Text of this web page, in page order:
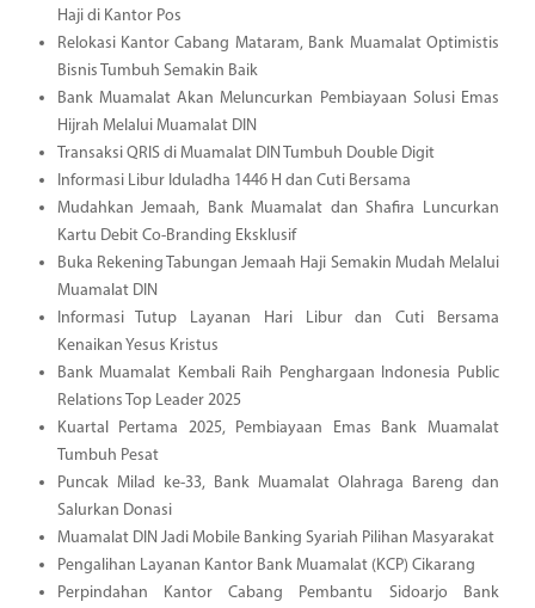
Haji di Kantor Pos
Relokasi Kantor Cabang Mataram, Bank Muamalat Optimistis
Bisnis Tumbuh Semakin Baik
Bank Muamalat Akan Meluncurkan Pembiayaan Solusi Emas
Hijrah Melalui Muamalat DIN
Transaksi QRIS di Muamalat DIN Tumbuh Double Digit
Informasi Libur Iduladha 1446 H dan Cuti Bersama
Mudahkan Jemaah, Bank Muamalat dan Shafira Luncurkan
Kartu Debit Co-Branding Eksklusif
Buka Rekening Tabungan Jemaah Haji Semakin Mudah Melalui
Muamalat DIN
Informasi Tutup Layanan Hari Libur dan Cuti Bersama
Kenaikan Yesus Kristus
Bank Muamalat Kembali Raih Penghargaan Indonesia Public
Relations Top Leader 2025
Kuartal Pertama 2025, Pembiayaan Emas Bank Muamalat
Tumbuh Pesat
Puncak Milad ke-33, Bank Muamalat Olahraga Bareng dan
Salurkan Donasi
Muamalat DIN Jadi Mobile Banking Syariah Pilihan Masyarakat
Pengalihan Layanan Kantor Bank Muamalat (KCP) Cikarang
Perpindahan Kantor Cabang Pembantu Sidoarjo Bank